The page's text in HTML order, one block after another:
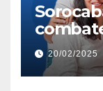
Jardim
20/02/2025